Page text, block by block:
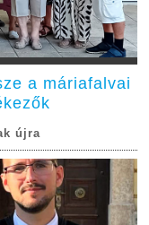
a máriafalvai
újra